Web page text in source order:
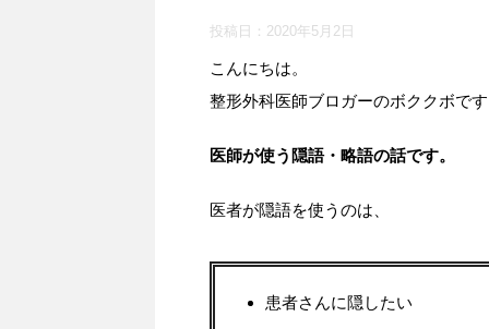
投稿日： 2020年5月2日
こんにちは。
整形外科医師ブロガーのボククボで
医師が使う隠語・略語の話です。
医者が隠語を使うのは、
患者さんに隠したい